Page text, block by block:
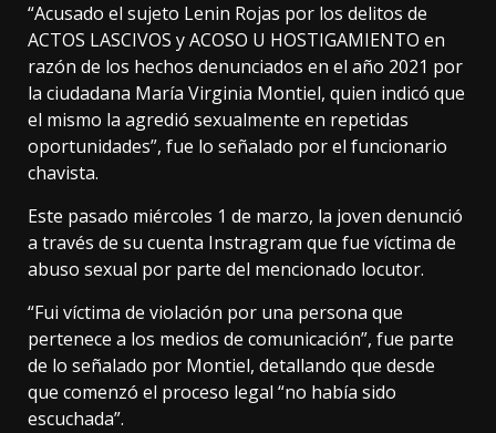
“Acusado el sujeto Lenin Rojas por los delitos de
ACTOS LASCIVOS y ACOSO U HOSTIGAMIENTO en
razón de los hechos denunciados en el año 2021 por
la ciudadana María Virginia Montiel, quien indicó que
el mismo la agredió sexualmente en repetidas
oportunidades”, fue lo señalado por el funcionario
chavista.
Este pasado miércoles 1 de marzo, la joven denunció
a través de su cuenta Instragram que fue víctima de
abuso sexual por parte del mencionado locutor.
“Fui víctima de violación por una persona que
pertenece a los medios de comunicación”, fue parte
de lo señalado por Montiel, detallando que desde
que comenzó el proceso legal “no había sido
escuchada”.